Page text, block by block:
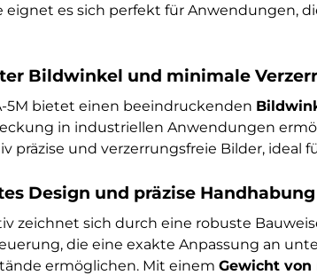
eignet es sich perfekt für Anwendungen,
Bildwinkel und minimale
5M bietet einen beeindruckenden
in industriellen Anwendungen
präzise und verzerrungsfreie Bilder, ideal
Design und präzise Handhabung
zeichnet sich durch eine robuste
die eine exakte Anpassung an
ermöglichen. Mit einem Gewicht von